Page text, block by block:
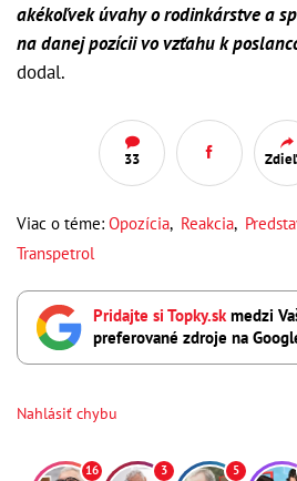
akékoľvek úvahy o rodinkárstve a
na danej pozícii vo vzťahu k
dodal.
33
Viac o téme: Opozícia, Reakcia,
Transpetrol
Pridajte si Topky.skmedzi
preferované zdroje na
Nahlásiť chybu
16 3 5